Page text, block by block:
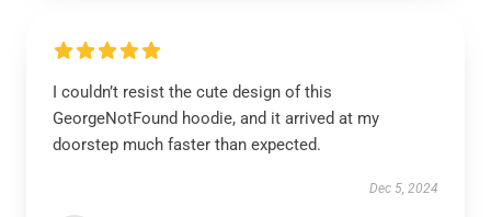
I couldn’t resist the cute design of this
GeorgeNotFound hoodie, and it arrived at my
doorstep much faster than expected.
Dec 5, 2024